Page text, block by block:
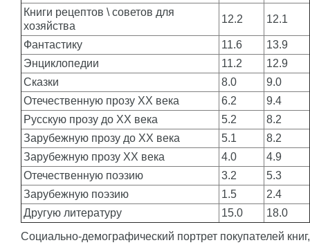
Книги рецептов \ советов для
хозяйства
12.2 12.1
Фантастику 11.6
13.9
Энциклопедии
11.2
12.9
Сказки
8.0
9.0
Отечественную прозу XX века
6.2
9.4
Русскую прозу до XX века
5.2
8.2
Зарубежную прозу до XX века
5.1
8.2
Зарубежную прозу XX века
4.0
4.9
Отечественную поэзию
3.2
5.3
Зарубежную поэзию
1.5
2.4
Другую литературу
15.0
18.0
Социально-демографический портрет покупателей книг,